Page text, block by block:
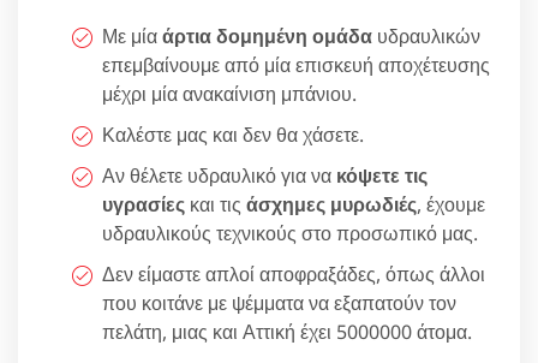
Με μίαάρτια δομημένη ομάδα υδραυλικών
επεμβαίνουμε από μία επισκευή αποχέτευσης
μέχρι μία ανακαίνιση μπάνιου.
Καλέστε μας και δεν θα χάσετε.
Αν θέλετε υδραυλικό για να κόψετε τις
υγρασίες και τις άσχημες μυρωδιές, έχουμε
υδραυλικούς τεχνικούς στο προσωπικό μας.
Δεν είμαστε απλοί αποφραξάδες, όπως άλλοι
που κοιτάνε με ψέμματα να εξαπατούν τον
πελάτη, μιας και Αττική έχει 5000000 άτομα.